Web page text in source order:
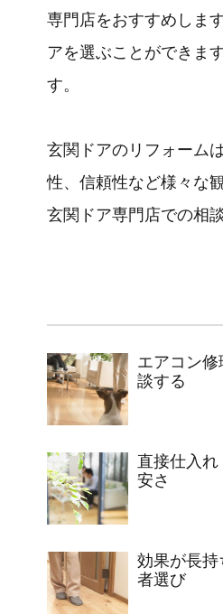
専門店をおすすめしま
アを選ぶことができま
す。
玄関ドアのリフォーム
性、信頼性など様々な
玄関ドア専門店での相
エアコン修
談する
直接仕入
安さ
効果が長持
者選び